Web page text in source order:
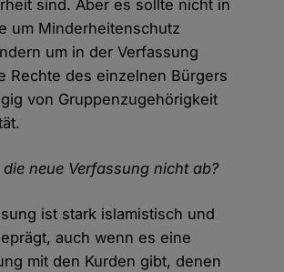
sind. Aber es sollte nicht in
um Minderheitenschutz
um in der Verfassung
Rechte des einzelnen Bürgers
von Gruppenzugehörigkeit
neue Verfassung nicht ab?
ist stark islamistisch und
auch wenn es eine
mit den Kurden gibt, denen